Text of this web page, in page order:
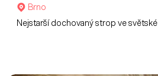
Brno
Nejstarší dochovaný strop ve